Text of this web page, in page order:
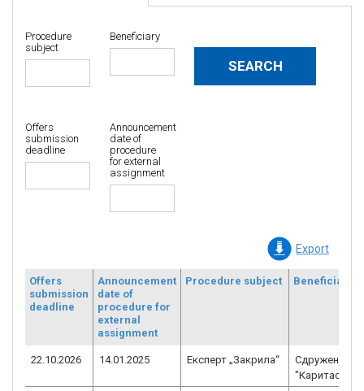
Procedure
subject
Beneficiary
Offers
submission
deadline
Announcement
date of
procedure
for external
assignment
Export
Offers
submission
deadline
Announcement
date of
procedure for
external
assignment
Procedure subject Beneficiary
22.10.2026 14.01.2025 Експерт „Закрила“
Сдружение
"Каритас